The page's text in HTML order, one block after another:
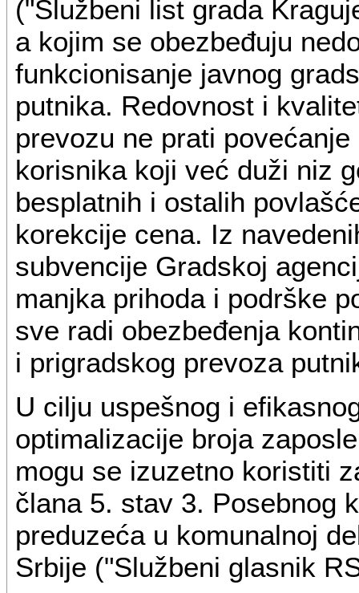
("Službeni list grada
a kojim se obezbeđuju
funkcionisanje javnog
putnika. Redovnost i
prevozu ne prati
korisnika koji već duži niz
besplatnih i ostalih
korekcije cena. Iz
subvencije Gradskoj
manjka prihoda i podrške
sve radi obezbeđenja
i prigradskog prevoza
U cilju uspešnog i
optimalizacije broja
mogu se izuzetno koristiti
člana 5. stav 3. Posebnog
preduzeća u komunalnoj
Srbije ("Službeni glasnik